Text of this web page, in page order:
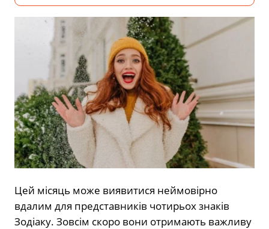
Цей місяць може виявитися неймовірно
вдалим для представників чотирьох знаків
Зодіаку. Зовсім скоро вони отримають важливу